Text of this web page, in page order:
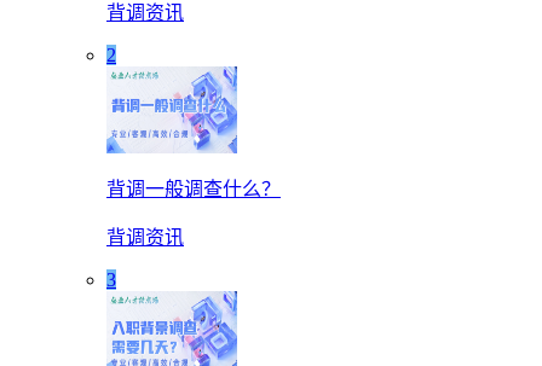
背调资讯
2
背调一般调查什么？
背调资讯
3